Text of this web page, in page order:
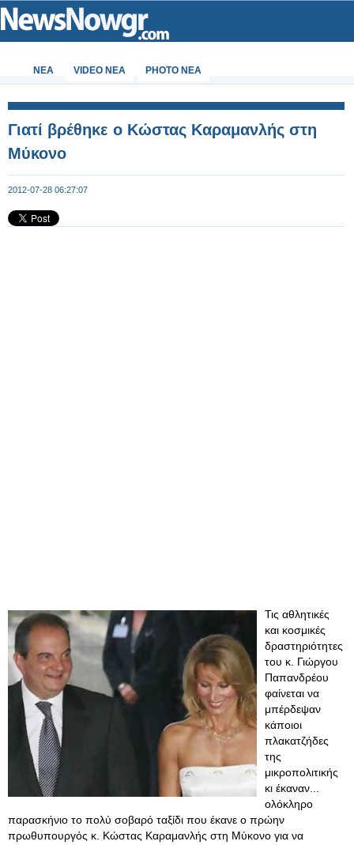
ΝΕΑ VIDEO NEA PHOTO NEA
Γιατί βρέθηκε ο Κώστας Καραμανλής στη
Μύκονο
2012-07-28 06:27:07
Τις αθλητικές
και κοσμικές
δραστηριότητες
του κ. Γιώργου
Παπανδρέου
φαίνεται να
μπέρδεψαν
κάποιοι
πλακατζήδες
της
μικροπολιτικής
κι έκαναν...
ολόκληρο
παρασκήνιο το πολύ σοβαρό ταξίδι που έκανε ο πρώην
πρωθυπουργός κ. Κώστας Καραμανλής στη Μύκονο για να